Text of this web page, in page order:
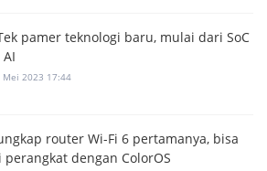
pamer teknologi baru, mulai dari SoC
Mei 2023 17:44
router Wi-Fi 6 pertamanya, bisa
perangkat dengan ColorOS